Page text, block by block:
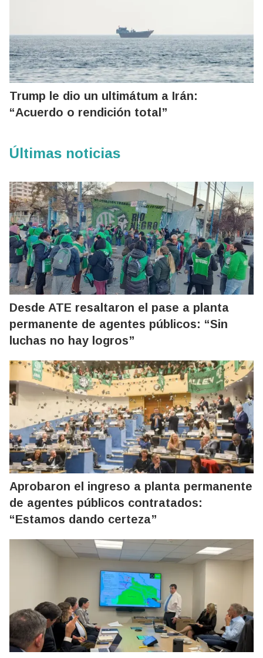
Trump le dio un ultimátum a Irán:
“Acuerdo o rendición total”
Últimas noticias
Desde ATE resaltaron el pase a planta
permanente de agentes públicos: “Sin
luchas no hay logros”
Aprobaron el ingreso a planta permanente
de agentes públicos contratados:
“Estamos dando certeza”